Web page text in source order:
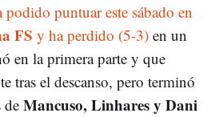
podido puntuar este sábado en
FS y ha perdido (5-3) en un
en la primera parte y que
tras el descanso, pero terminó
deMancuso, Linhares y Dani